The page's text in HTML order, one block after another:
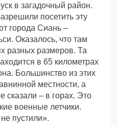
в загадочный район.
посетить эту
города Сиань –
Оказалось, что там
разных размеров. Та
в 65 километрах
Большинство из этих
местности, а
сказали – в горах. Это
военные летчики.
пустили».